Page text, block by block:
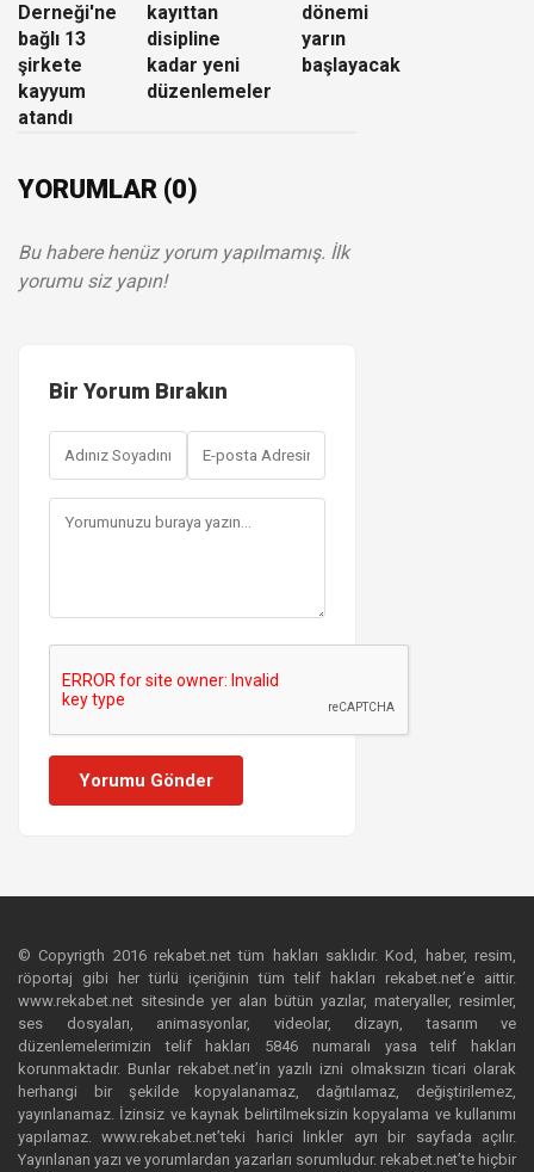
Derneği'ne
bağlı 13
şirkete
kayyum
atandı
kayıttan
disipline
kadar yeni
düzenlemeler
dönemi
yarın
başlayacak
YORUMLAR (0)
Bu habere henüz yorum yapılmamış. İlk
yorumu siz yapın!
Bir Yorum Bırakın
Yorumu Gönder
© Copyrigth 2016 rekabet.net tüm hakları saklıdır. Kod, haber, resim,
röportaj gibi her türlü içeriğinin tüm telif hakları rekabet.net’e aittir.
www.rekabet.net sitesinde yer alan bütün yazılar, materyaller, resimler,
ses dosyaları, animasyonlar, videolar, dizayn, tasarım ve
düzenlemelerimizin telif hakları 5846 numaralı yasa telif hakları
korunmaktadır. Bunlar rekabet.net’in yazılı izni olmaksızın ticari olarak
herhangi bir şekilde kopyalanamaz, dağıtılamaz, değiştirilemez,
yayınlanamaz. İzinsiz ve kaynak belirtilmeksizin kopyalama ve kullanımı
yapılamaz. www.rekabet.net’teki harici linkler ayrı bir sayfada açılır.
Yayınlanan yazı ve yorumlardan yazarları sorumludur. rekabet.net’te hiçbir